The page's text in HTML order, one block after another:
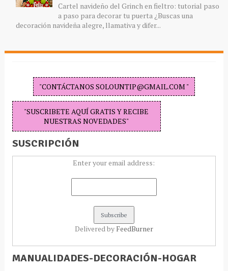
Cartel navideño del Grinch en fieltro: tutorial paso
a paso para decorar tu puerta ¿Buscas una
decoración navideña alegre, llamativa y difer...
"CONTÁCTANOS SOLOUNTIP@GMAIL.COM "
"SUSCRIBETE AQUÍ GRATIS Y RECIBE
NUESTRAS NOVEDADES"
SUSCRIPCIÓN
Enter your email address:
Delivered by FeedBurner
MANUALIDADES-DECORACIÓN-HOGAR